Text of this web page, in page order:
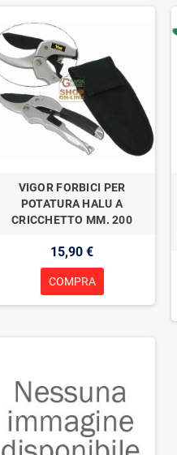
VIGOR FORBICI PER
POTATURA HALU A
CRICCHETTO MM. 200
15,90 €
COMPRA